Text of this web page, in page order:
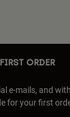
ORDER
e-mails, and
for your first